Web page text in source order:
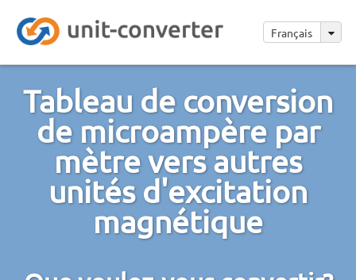
Français
Tableau de conversion
de microampère par
mètre vers autres
unités d'excitation
magnétique